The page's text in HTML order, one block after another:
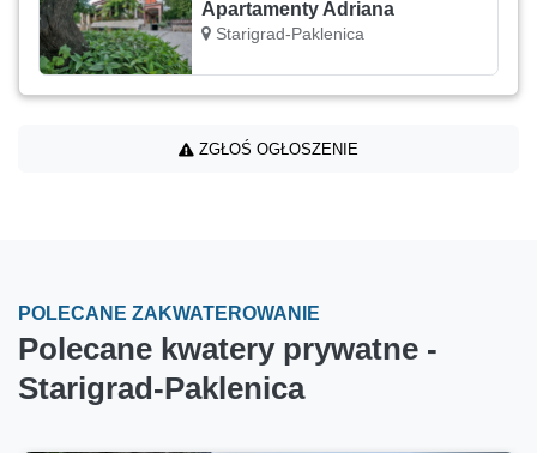
Apartamenty Adriana
Starigrad-Paklenica
ZGŁOŚ OGŁOSZENIE
POLECANE ZAKWATEROWANIE
Polecane kwatery prywatne -
Starigrad-Paklenica